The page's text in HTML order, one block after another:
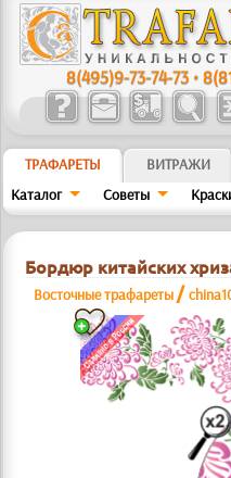
8(495)9-73-74-73 •
ТРАФАРЕТЫ ВИТРАЖИ
Каталог
Советы
Бордюр китайских
Восточные трафареты /